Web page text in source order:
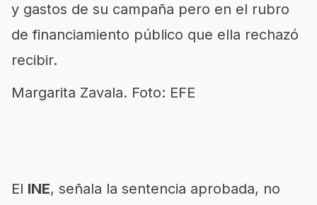
y gastos de su campaña pero en el rubro
de financiamiento público que ella rechazó
recibir.
Margarita Zavala. Foto: EFE
El INE, señala la sentencia aprobada, no